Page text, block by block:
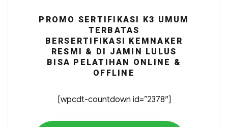
PROMO SERTIFIKASI K3 UMUM
TERBATAS
BERSERTIFIKASI KEMNAKER
RESMI & DI JAMIN LULUS
BISA PELATIHAN ONLINE &
OFFLINE
[wpcdt-countdown id=”2378″]